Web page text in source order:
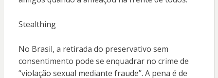
Stealthing
No Brasil, a retirada do preservativo sem
consentimento pode se enquadrar no crime de
“violação sexual mediante fraude”. A pena é de